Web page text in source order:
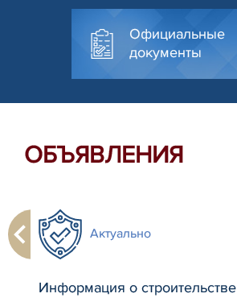
Официальные
документы
ОБЪЯВЛЕНИЯ
Актуально
Информация о строительстве